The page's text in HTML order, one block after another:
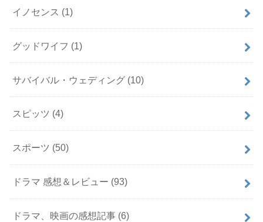
イノセンス (1)
グッドワイフ (1)
サバイバル・ウェディング (10)
スピッツ (4)
スポーツ (50)
ドラマ 感想＆レビュー (93)
ドラマ、映画の感想記事 (6)